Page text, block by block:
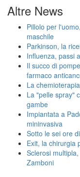
Altre News
Pillolo per
maschile
Parkinson, la
Influenza, passi
Il succo di
farmaco
La
La "pelle spray"
gambe
Impiantata a
mininvasiva
Sotto le sei ore
Exit, la chirurgia
Sclerosi
Zamboni